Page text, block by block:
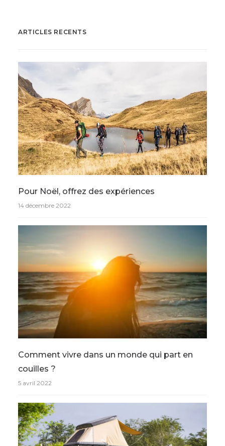
ARTICLES RECENTS
Pour Noël, offrez des expériences
14 décembre 2022
Comment vivre dans un monde qui part en
couilles ?
5 avril 2022